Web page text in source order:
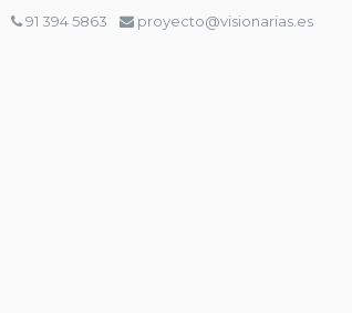
91 394 5863 proyecto@visionarias.es